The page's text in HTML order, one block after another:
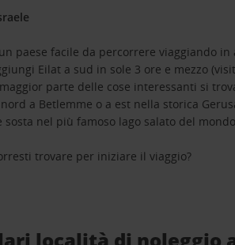
paese facile da percorrere viaggiando
Eilat a sud in sole 3 ore e mezzo
parte delle cose interessanti si
a Betlemme o a est nella storica
sosta nel più famoso lago salato del
trovare per iniziare il viaggio?